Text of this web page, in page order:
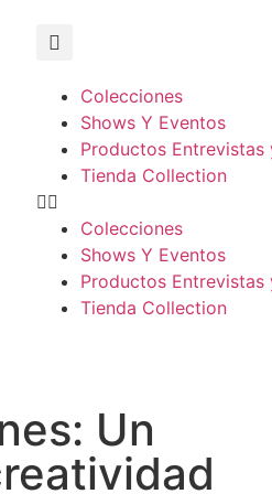
Colecciones
Shows Y Eventos
Productos Entrevistas
Tienda Collection
Colecciones
Shows Y Eventos
Productos Entrevistas
Tienda Collection
Un